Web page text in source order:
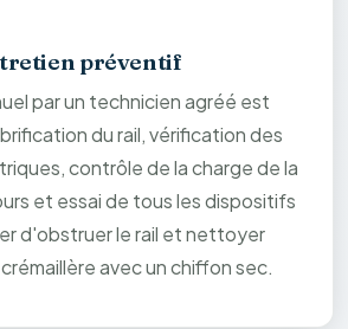
préventif
par un technicien agréé est
du rail, vérification des
contrôle de la charge de la
et essai de tous les dispositifs
d'obstruer le rail et nettoyer
avec un chiffon sec.